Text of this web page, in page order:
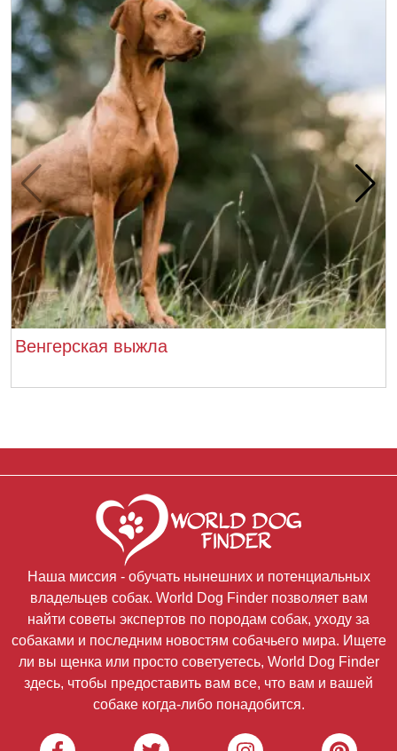
Венгерская выжла
Наша миссия - обучать нынешних и потенциальных
владельцев собак. World Dog Finder позволяет вам
найти советы экспертов по породам собак, уходу за
собаками и последним новостям собачьего мира. Ищете
ли вы щенка или просто советуетесь, World Dog Finder
здесь, чтобы предоставить вам все, что вам и вашей
собаке когда-либо понадобится.